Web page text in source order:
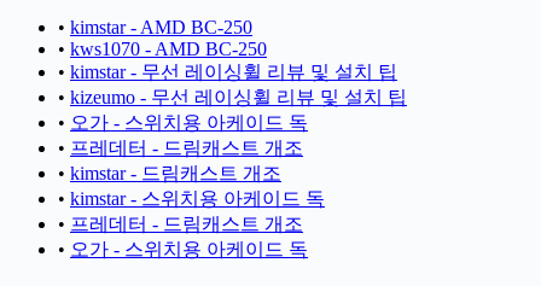
• kimstar - AMD BC-250
• kws1070 - AMD BC-250
• kimstar - 무선 레이싱휠 리뷰 및 설치 팁
• kizeumo - 무선 레이싱휠 리뷰 및 설치 팁
• 오가 - 스위치용 아케이드 독
• 프레데터 - 드림캐스트 개조
• kimstar - 드림캐스트 개조
• kimstar - 스위치용 아케이드 독
• 프레데터 - 드림캐스트 개조
• 오가 - 스위치용 아케이드 독